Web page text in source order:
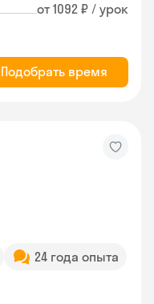
от 1092 ₽ / урок
Подобрать время
24 года опыта